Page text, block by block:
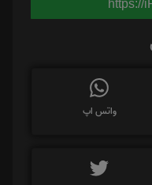
https://
واتس اپ